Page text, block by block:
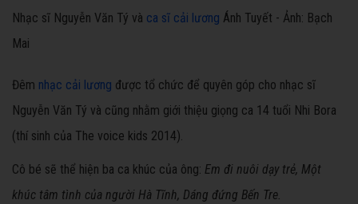
Nhạc sĩ Nguyễn Văn Tý và ca sĩ cải lương Ánh Tuyết - Ảnh: Bạch
Mai
Đêm nhạc cải lương được tổ chức để quyên góp cho nhạc sĩ
Nguyễn Văn Tý và cũng nhằm giới thiệu giọng ca 14 tuổi Nhi Bora
(thí sinh của The voice kids 2014).
Cô bé sẽ thể hiện ba ca khúc của ông: Em đi nuôi dạy trẻ, Một
khúc tâm tình của người Hà Tĩnh, Dáng đứng Bến Tre.